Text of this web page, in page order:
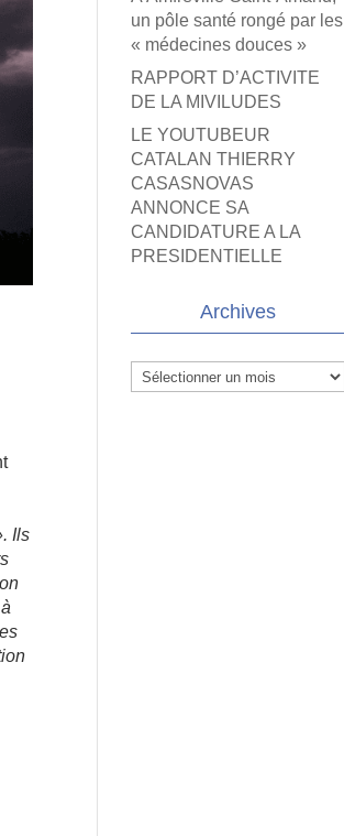
Ils
un pôle santé rongé par les
« médecines douces »
RAPPORT D’ACTIVITE
DE LA MIVILUDES
LE YOUTUBEUR
CATALAN THIERRY
CASASNOVAS
ANNONCE SA
CANDIDATURE A LA
PRESIDENTIELLE
Archives
Archives